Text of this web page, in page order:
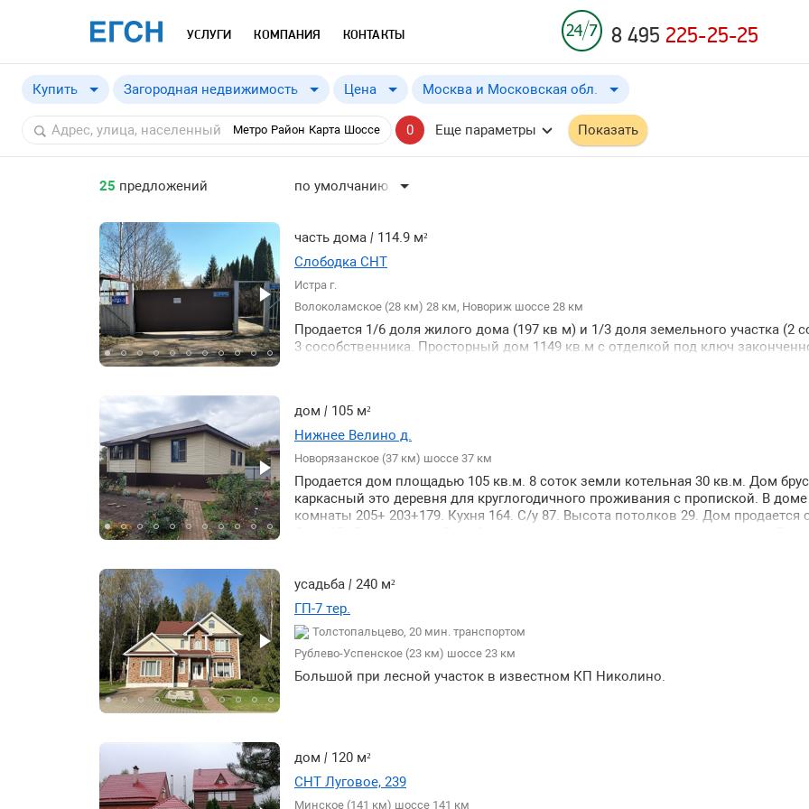
УСЛУГИ КОМПАНИЯ КОНТАКТЫ 8 495 225-25-25
Купить
Купить
Снять
Загородная недвижимость Цена
от a
Москва и Московская обл.
Москва и Московская обл.
Москва
Московская обл.
Метро Район Карта Шоссе 0 Еще параметры Показать
25 предложений по умолчанию
по цене ↑
по шоссе ↓
по шоссе ↑
по удаленности от МКАД ↓
по площади здания ↑
часть дома | 114.9 м²
Слободка СНТ
Истра г.
Волоколамское (28 км) 28 км, Новориж шоссе 28 км
Продается 1/6 доля жилого дома (197 кв м) и 1/3 доля земельного участка (2
3 сособственника. Просторный дом 1149 кв.м с отделкой под ключ
сезонного так и для постоянного проживания. В дом заведены газ
На участке ухоженный газон высокие грядки под насаждения забор по
Удобный заезд с дороги. Освещение на всех улицах СНТ круглогодичный заезд.
Обустроены прогулочные зоны : имеются детские и спортивные площадки.
транспортная доступность. От участка до автобусной остановки 570 м -
Вся дополнительная информация по телефону.
дом | 105 м²
Нижнее Велино д.
Новорязанское (37 км) шоссе 37 км
Продается дом площадью 105 кв.м. 8 соток земли котельная 30 кв.м. Дом
каркасный это деревня для круглогодичного проживания с пропиской. В доме
комнаты 205+ 203+179. Кухня 164. С/у 87. Высота потолков 29. Дом продается
Свободная продажа. Полная стоимость в договоре.
усадьба | 240 м²
ГП-7 тер.
Толстопальцево, 20 мин. транспортом
Рублево-Успенское (23 км) шоссе 23 км
Большой при лесной участок в известном КП Николино.
дом | 120 м²
СНТ Луговое, 239
Минское (141 км) шоссе 141 км